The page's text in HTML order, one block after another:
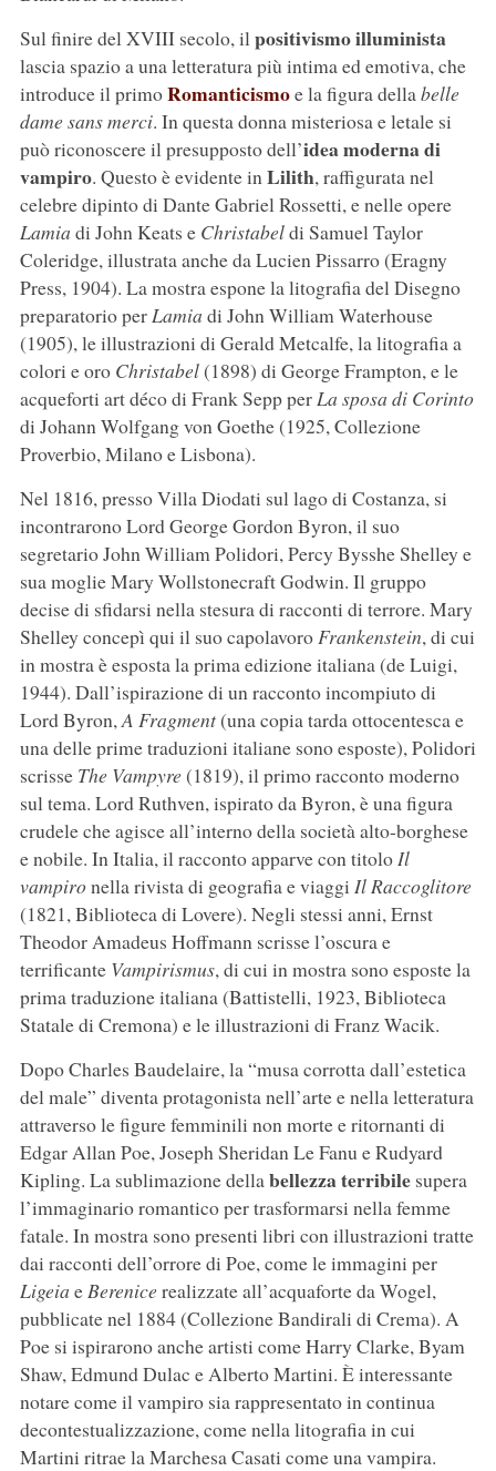
Sul finire del XVIII secolo, ilpositivismo illuminista
lascia spazio a una letteratura più intima ed emotiva, che
introduce il primoRomanticismoe la figura dellabelle
dame sans merci. In questa donna misteriosa e letale si
può riconoscere il presupposto dell’idea moderna di
vampiro. Questo è evidente inLilith, raffigurata nel
celebre dipinto di Dante Gabriel Rossetti, e nelle opere
Lamia di John Keats e Christabeldi Samuel Taylor
Coleridge, illustrata anche da Lucien Pissarro (Eragny
Press, 1904). La mostra espone la litografia del Disegno
preparatorio perLamia di John William Waterhouse
(1905), le illustrazioni di Gerald Metcalfe, la litografia a
colori e oro Christabel(1898) di George Frampton, e le
acqueforti art déco di Frank Sepp perLa sposa di Corinto
di Johann Wolfgang von Goethe (1925, Collezione
Proverbio, Milano e Lisbona).
Nel 1816, presso Villa Diodati sul lago di Costanza, si
incontrarono Lord George Gordon Byron, il suo
segretario John William Polidori, Percy Bysshe Shelley e
sua moglie Mary Wollstonecraft Godwin. Il gruppo
decise di sfidarsi nella stesura di racconti di terrore. Mary
Shelley concepì qui il suo capolavoroFrankenstein, di cui
in mostra è esposta la prima edizione italiana (de Luigi,
1944). Dall’ispirazione di un racconto incompiuto di
Lord Byron,A Fragment(una copia tarda ottocentesca e
una delle prime traduzioni italiane sono esposte), Polidori
scrisseThe Vampyre(1819), il primo racconto moderno
sul tema. Lord Ruthven, ispirato da Byron, è una figura
crudele che agisce all’interno della società alto-borghese
e nobile. In Italia, il racconto apparve con titoloIl
vampironella rivista di geografia e viaggi Il Raccoglitore
(1821, Biblioteca di Lovere). Negli stessi anni, Ernst
Theodor Amadeus Hoffmann scrisse l’oscura e
terrificanteVampirismus, di cui in mostra sono esposte la
prima traduzione italiana (Battistelli, 1923, Biblioteca
Statale di Cremona) e le illustrazioni di Franz Wacik.
Dopo Charles Baudelaire, la “musa corrotta dall’estetica
del male” diventa protagonista nell’arte e nella letteratura
attraverso le figure femminili non morte e ritornanti di
Edgar Allan Poe, Joseph Sheridan Le Fanu e Rudyard
Kipling. La sublimazione dellabellezza terribilesupera
l’immaginario romantico per trasformarsi nella femme
fatale. In mostra sono presenti libri con illustrazioni tratte
dai racconti dell’orrore di Poe, come le immagini per
Ligeia eBerenicerealizzate all’acquaforte da Wogel,
pubblicate nel 1884 (Collezione Bandirali di Crema). A
Poe si ispirarono anche artisti come Harry Clarke, Byam
Shaw, Edmund Dulac e Alberto Martini. È interessante
notare come il vampiro sia rappresentato in continua
decontestualizzazione, come nella litografia in cui
Martini ritrae la Marchesa Casati come una vampira.